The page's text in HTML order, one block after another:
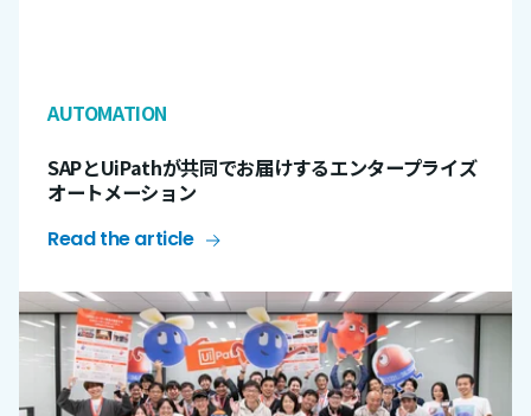
AUTOMATION
SAPとUiPathが共同でお届けするエンタープライズ
オートメーション
Read the article